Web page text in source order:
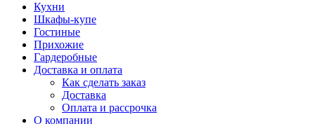
Кухни
Шкафы-купе
Гостиные
Прихожие
Гардеробные
Доставка и оплата
Как сделать заказ
Доставка
Оплата и рассрочка
О компании